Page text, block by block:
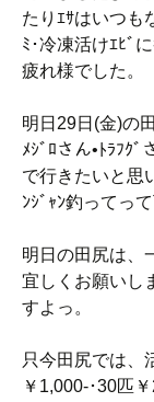
たりｴｻはいつも
ﾐ･冷凍活けｴﾋﾞ
疲れ様でした。
明日29日(金)の
ﾒｼﾞﾛさん•ﾄﾗﾌｸ
で行きたいと思
ﾝｼﾞｬﾝ釣ってっ
明日の田尻は、
宜しくお願いし
すよっ。
只今田尻では、
￥1,000-･30匹